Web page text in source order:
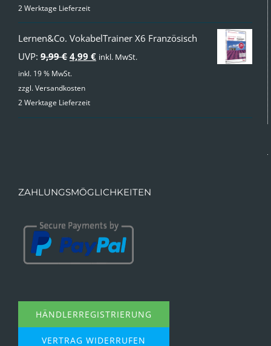
2 Werktage Lieferzeit
Lernen&Co. VokabelTrainer X6 Französisch
UVP: 9,99€ Ursprünglicher
Preis
war:
4,99 €Aktueller
inkl. MwSt.
inkl. 19 % MwSt.
zzgl.Versandkosten
2 Werktage Lieferzeit
ZAHLUNGSMÖGLICHKEITEN
HÄNDLERREGISTRIERUNG
VERTRAG WIDERRUFEN